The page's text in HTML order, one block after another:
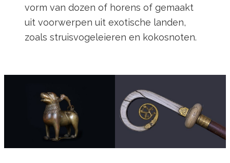
vorm van dozen of horens of gemaakt
uit voorwerpen uit exotische landen,
zoals struisvogeleieren en kokosnoten.